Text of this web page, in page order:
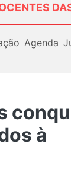
Agenda
à
paralisam
políticas de